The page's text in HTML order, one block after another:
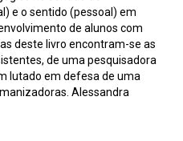
e o sentido (pessoal) em
de alunos com
deste livro encontram-se as
de uma pesquisadora
lutado em defesa de uma
Alessandra